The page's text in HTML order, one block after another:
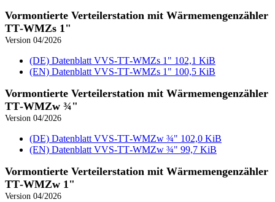
Vormontierte Verteilerstation mit Wärmemengenzähler
TT‑WMZs 1"
Version 04/2026
(DE) Datenblatt VVS‑TT‑WMZs 1" 102,1 KiB
(EN) Datenblatt VVS‑TT‑WMZs 1" 100,5 KiB
Vormontierte Verteilerstation mit Wärmemengenzähler
TT‑WMZw ¾"
Version 04/2026
(DE) Datenblatt VVS‑TT‑WMZw ¾" 102,0 KiB
(EN) Datenblatt VVS‑TT‑WMZw ¾" 99,7 KiB
Vormontierte Verteilerstation mit Wärmemengenzähler
TT‑WMZw 1"
Version 04/2026